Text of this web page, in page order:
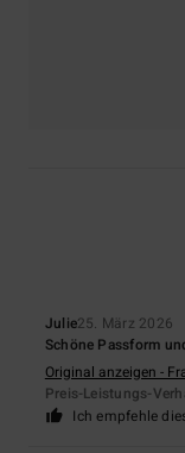
Julie25. März 2026
Schöne Passform
Original anzeigen -
Preis-Leistungs-
Ich empfehle